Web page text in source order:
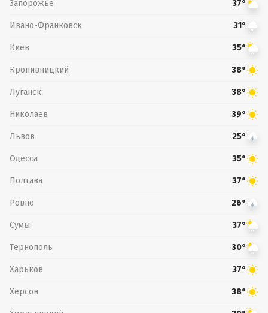
Запорожье 37°
Ивано-Франковск 31°
Киев 35°
Кропивницкий 38°
Луганск 38°
Николаев 39°
Львов 25°
Одесса 35°
Полтава 37°
Ровно 26°
Сумы 37°
Тернополь 30°
Харьков 37°
Херсон 38°